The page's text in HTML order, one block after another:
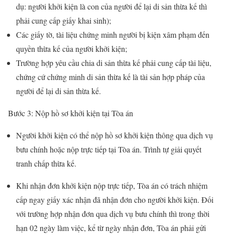
dụ: người khởi kiện là con của người để lại di sản thừa kế thì
phải cung cấp giấy khai sinh);
Các giấy tờ, tài liệu chứng minh người bị kiện xâm phạm đến
quyền thừa kế của người khởi kiện;
Trường hợp yêu cầu chia di sản thừa kế phải cung cấp tài liệu,
chứng cứ chứng minh di sản thừa kế là tài sản hợp pháp của
người để lại di sản thừa kế.
Bước 3: Nộp hồ sơ khởi kiện tại Tòa án
Người khởi kiện có thể nộp hồ sơ khởi kiện thông qua dịch vụ
bưu chính hoặc nộp trực tiếp tại Tòa án. Trình tự giải quyết
tranh chấp thừa kế.
Khi nhận đơn khởi kiện nộp trực tiếp, Tòa án có trách nhiệm
cấp ngay giấy xác nhận đã nhận đơn cho người khởi kiện. Đối
với trường hợp nhận đơn qua dịch vụ bưu chính thì trong thời
hạn 02 ngày làm việc, kể từ ngày nhận đơn, Tòa án phải gửi